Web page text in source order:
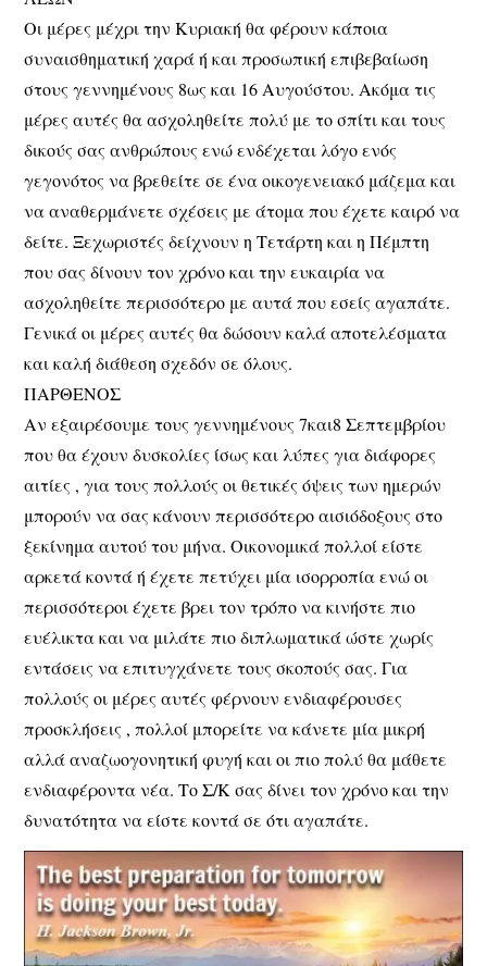
Οι μέρες μέχρι την Κυριακή θα φέρουν κάποια
συναισθηματική χαρά ή και προσωπική επιβεβαίωση
στους γεννημένους 8ως και 16 Αυγούστου. Ακόμα τις
μέρες αυτές θα ασχοληθείτε πολύ με το σπίτι και τους
δικούς σας ανθρώπους ενώ ενδέχεται λόγο ενός
γεγονότος να βρεθείτε σε ένα οικογενειακό μάζεμα και
να αναθερμάνετε σχέσεις με άτομα που έχετε καιρό να
δείτε. Ξεχωριστές δείχνουν η Τετάρτη και η Πέμπτη
που σας δίνουν τον χρόνο και την ευκαιρία να
ασχοληθείτε περισσότερο με αυτά που εσείς αγαπάτε.
Γενικά οι μέρες αυτές θα δώσουν καλά αποτελέσματα
και καλή διάθεση σχεδόν σε όλους.
ΠΑΡΘΕΝΟΣ
Αν εξαιρέσουμε τους γεννημένους 7και8 Σεπτεμβρίου
που θα έχουν δυσκολίες ίσως και λύπες για διάφορες
αιτίες , για τους πολλούς οι θετικές όψεις των ημερών
μπορούν να σας κάνουν περισσότερο αισιόδοξους στο
ξεκίνημα αυτού του μήνα. Οικονομικά πολλοί είστε
αρκετά κοντά ή έχετε πετύχει μία ισορροπία ενώ οι
περισσότεροι έχετε βρει τον τρόπο να κινήστε πιο
ευέλικτα και να μιλάτε πιο διπλωματικά ώστε χωρίς
εντάσεις να επιτυγχάνετε τους σκοπούς σας. Για
πολλούς οι μέρες αυτές φέρνουν ενδιαφέρουσες
προσκλήσεις , πολλοί μπορείτε να κάνετε μία μικρή
αλλά αναζωογονητική φυγή και οι πιο πολύ θα μάθετε
ενδιαφέροντα νέα. Το Σ/Κ σας δίνει τον χρόνο και την
δυνατότητα να είστε κοντά σε ότι αγαπάτε.